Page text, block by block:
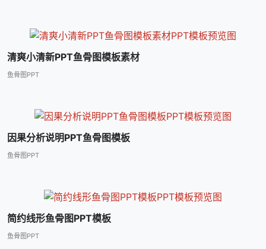
清爽小清新PPT鱼骨图模板素材
鱼骨图PPT
因果分析说明PPT鱼骨图模板
鱼骨图PPT
简约线形鱼骨图PPT模板
鱼骨图PPT